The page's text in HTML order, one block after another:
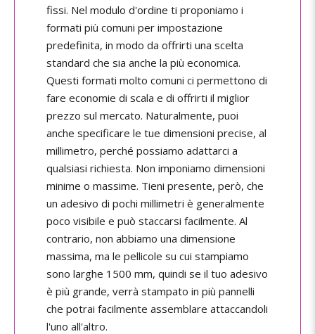
fissi. Nel modulo d'ordine ti proponiamo i
formati più comuni per impostazione
predefinita, in modo da offrirti una scelta
standard che sia anche la più economica.
Questi formati molto comuni ci permettono di
fare economie di scala e di offrirti il miglior
prezzo sul mercato. Naturalmente, puoi
anche specificare le tue dimensioni precise, al
millimetro, perché possiamo adattarci a
qualsiasi richiesta. Non imponiamo dimensioni
minime o massime. Tieni presente, però, che
un adesivo di pochi millimetri è generalmente
poco visibile e può staccarsi facilmente. Al
contrario, non abbiamo una dimensione
massima, ma le pellicole su cui stampiamo
sono larghe 1500 mm, quindi se il tuo adesivo
è più grande, verrà stampato in più pannelli
che potrai facilmente assemblare attaccandoli
l'uno all'altro.